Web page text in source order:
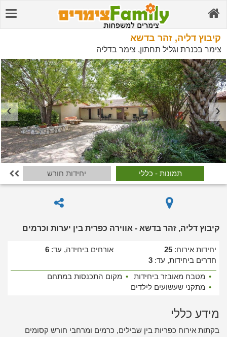
קיבוץ דליה, זהר בדשא
צימר בכנרת וגליל תחתון, צימר בדליה
תמונות - כללי יחידות חורש 
קיבוץ דליה, זהר בדשא - אווירה כפרית בין יערות וכרמים
יחידות אירוח: 25 אורחים ביחידה, עד: 6
חדרים ביחידות, עד: 3
• מטבח מאובזר ביחידות • מקום התכנסות במתחם
• מתקני שעשועים לילדים
מידע כללי
בקתות אירוח כפריות בין שבילים, כרמים ומרחבי חורש קסומים